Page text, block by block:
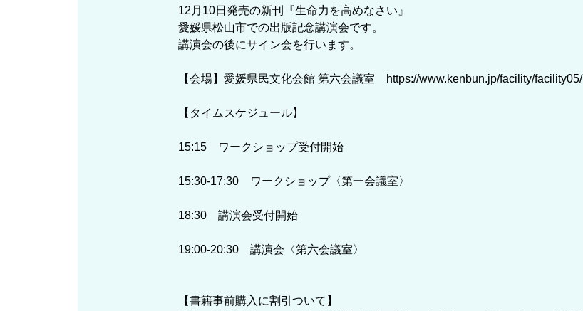
12月10日発売の新刊『生命力を高めなさい』
愛媛県松山市での出版記念講演会です。
講演会の後にサイン会を行います。
【会場】愛媛県民文化会館 第六会議室 https://www.kenbun.jp/facility/facility05/
【タイムスケジュール】
15:15 ワークショップ受付開始
15:30-17:30 ワークショップ〈第一会議室〉
18:30 講演会受付開始
19:00-20:30 講演会〈第六会議室〉
【書籍事前購入に割引ついて】